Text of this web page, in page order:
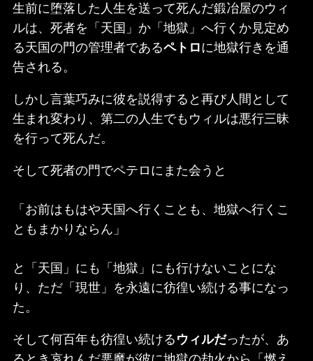
生前に堕落した人生を送って死んだ鍛冶屋のウィ
ルは、死者を「天国」か「地獄」へ行くか見定め
る天国の門の管理者であるペトロに地獄行きを通
告される。
しかし言葉巧みに彼を説得すると再び人間として
生まれ変わり、第二の人生でもウィルは悪行三昧
を行って死んだ。
そして死者の門でペテロにまた会うと
「お前はもはや天国へ行くことも、地獄へ行くこ
ともまかりならん」
と「天国」にも「地獄」にも行けないことにな
り、ただ「現世」を永遠に彷徨い続ける事になっ
た。
そして何百年も彷徨い続ける ウィルだったが、あ